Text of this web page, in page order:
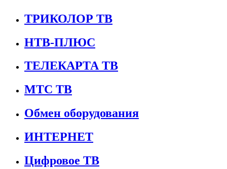
ТРИКОЛОР ТВ
НТВ-ПЛЮС
ТЕЛЕКАРТА ТВ
МТС ТВ
Обмен оборудования
ИНТЕРНЕТ
Цифровое ТВ